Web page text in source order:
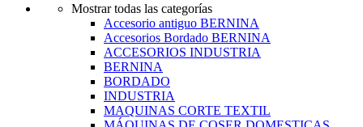
Mostrar todas las categorías
Accesorio antiguo BERNINA
Accesorios Bordado BERNINA
ACCESORIOS INDUSTRIA
BERNINA
BORDADO
INDUSTRIA
MAQUINAS CORTE TEXTIL